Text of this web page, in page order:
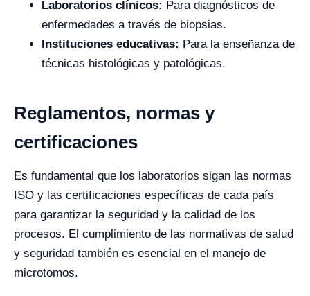
Laboratorios clínicos: Para diagnósticos de
enfermedades a través de biopsias.
Instituciones educativas: Para la enseñanza de
técnicas histológicas y patológicas.
Reglamentos, normas y
certificaciones
Es fundamental que los laboratorios sigan las normas
ISO y las certificaciones específicas de cada país
para garantizar la seguridad y la calidad de los
procesos. El cumplimiento de las normativas de salud
y seguridad también es esencial en el manejo de
microtomos.